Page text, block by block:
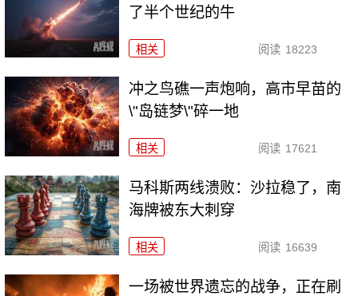
了半个世纪的牛
相关 阅读 18223
冲之鸟礁一声炮响，高市早苗的
\"岛链梦\"碎一地
相关 阅读 17621
马科斯两线溃败：沙拉稳了，南
海牌被东大刺穿
相关 阅读 16639
一场被世界遗忘的战争，正在刷